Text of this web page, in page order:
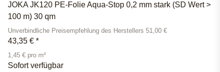
JOKA JK120 PE-Folie Aqua-Stop 0,2 mm stark (SD Wert >
100 m) 30 qm
Unverbindliche Preisempfehlung des Herstellers 51,00 €
43,35 € *
1,45 € pro m²
Sofort verfügbar